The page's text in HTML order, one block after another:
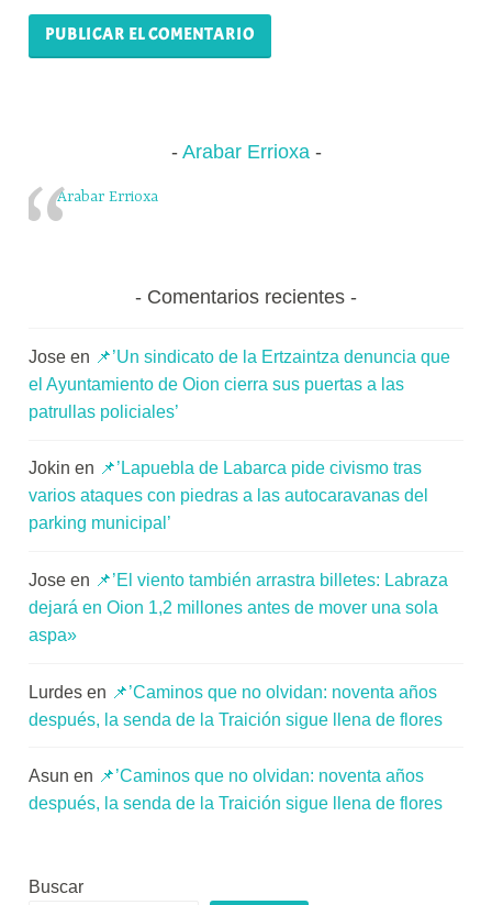
Arabar Errioxa
Arabar Errioxa
Comentarios recientes
Jose en 📌’Un sindicato de la Ertzaintza denuncia que
el Ayuntamiento de Oion cierra sus puertas a las
patrullas policiales’
Jokin en 📌’Lapuebla de Labarca pide civismo tras
varios ataques con piedras a las autocaravanas del
parking municipal’
Jose en 📌’El viento también arrastra billetes: Labraza
dejará en Oion 1,2 millones antes de mover una sola
aspa»
Lurdes en 📌’Caminos que no olvidan: noventa años
después, la senda de la Traición sigue llena de flores
Asun en 📌’Caminos que no olvidan: noventa años
después, la senda de la Traición sigue llena de flores
Buscar